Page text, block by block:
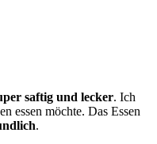
saftig und lecker. Ich
essen möchte. Das Essen
.